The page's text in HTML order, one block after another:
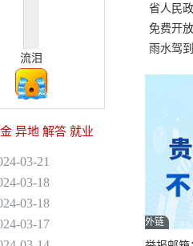
流泪
异地 解答 就业
03-21
03-18
03-18
03-17
色工厂
省人民
资工作
免费开
展，持
雨水驾
外链